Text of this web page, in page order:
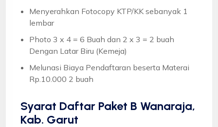
Menyerahkan Fotocopy KTP/KK sebanyak 1
lembar
Photo 3 x 4 = 6 Buah dan 2 x 3 = 2 buah
Dengan Latar Biru (Kemeja)
Melunasi Biaya Pendaftaran beserta Materai
Rp.10.000 2 buah
Syarat Daftar Paket B Wanaraja,
Kab. Garut